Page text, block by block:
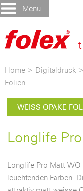
Menu
Home > Digitaldruck >
Folien
WEISS OPAKE
Longlife
Longlife Pro Matt WO
leuchtenden Farben.